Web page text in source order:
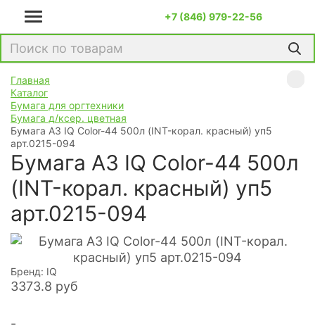
+7 (846) 979-22-56
Главная
Каталог
Бумага для оргтехники
Бумага д/ксер. цветная
Бумага А3 IQ Color-44 500л (INT-корал. красный) уп5
арт.0215-094
Бумага А3 IQ Color-44 500л
(INT-корал. красный) уп5
арт.0215-094
Бренд: IQ
3373.8 руб
-